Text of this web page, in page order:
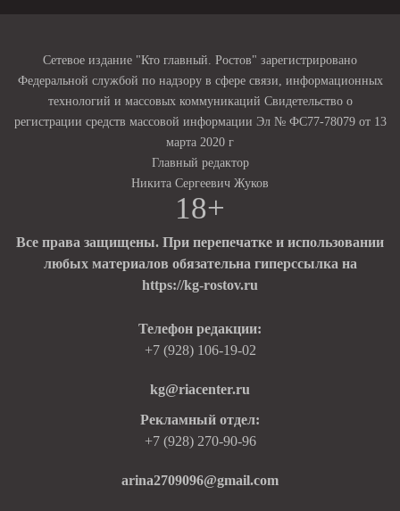
Сетевое издание "Кто главный. Ростов" зарегистрировано
Федеральной службой по надзору в сфере связи, информационных
технологий и массовых коммуникаций Свидетельство о
регистрации средств массовой информации Эл № ФС77-78079 от 13
марта 2020 г
Главный редактор
Никита Сергеевич Жуков
18+
Все права защищены. При перепечатке и использовании
любых материалов обязательна гиперссылка на
https://kg-rostov.ru
Телефон редакции:
+7 (928) 106-19-02
kg@riacenter.ru
Рекламный отдел:
+7 (928) 270-90-96
arina2709096@gmail.com